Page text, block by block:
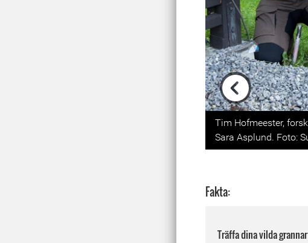
Previous
Tim Hofmeester,
Sara Asplund. Foto:
Fakta:
Träffa dina vilda grannar